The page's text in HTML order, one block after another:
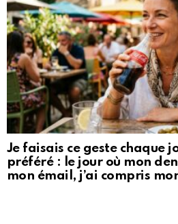
Je faisais ce geste chaque
préféré : le jour où mon
mon émail, j’ai compris